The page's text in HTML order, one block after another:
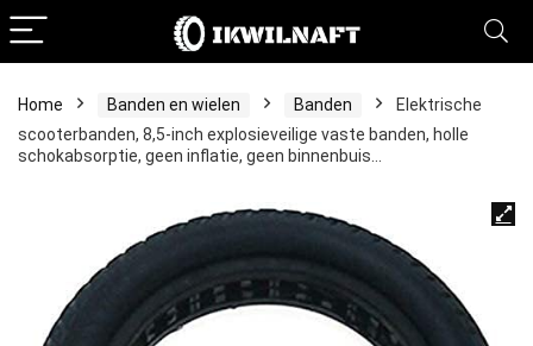
Home Banden en wielen Banden
Elektrische
scooterbanden, 8,5-inch explosieveilige vaste banden, holle
schokabsorptie, geen inflatie, geen binnenbuis…